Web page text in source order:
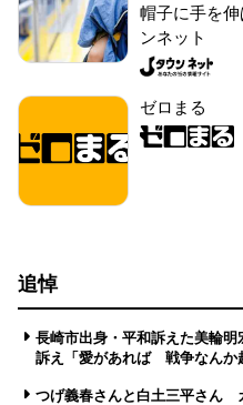
帽子に手を
ンネット
ゼロまる
追悼
長崎市出身・平和訴えた美輪
訴え「愛があれば 戦争なんか
つげ義春さんと白土三平さん